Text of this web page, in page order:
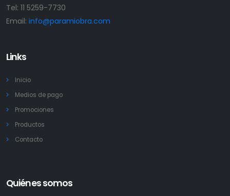
Tel: 11 5259-7730
Email: info@paramiobra.com
Links
Inicio
Medios de pago
Promociones
Productos
Contacto
Quiénes somos